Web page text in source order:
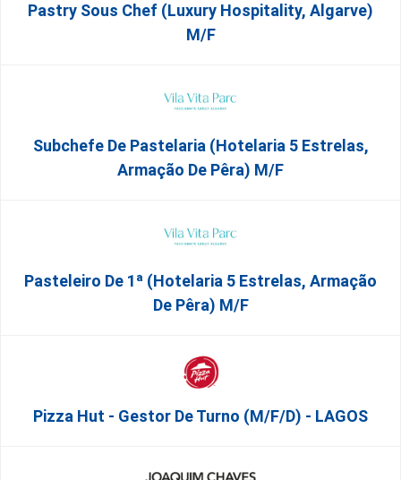
Pastry Sous Chef (Luxury Hospitality, Algarve)
M/f
Subchefe De Pastelaria (Hotelaria 5 Estrelas,
Armação De Pêra) M/f
Pasteleiro De 1ª (Hotelaria 5 Estrelas, Armação
De Pêra) M/f
Pizza Hut - Gestor De Turno (m/f/d) - LAGOS